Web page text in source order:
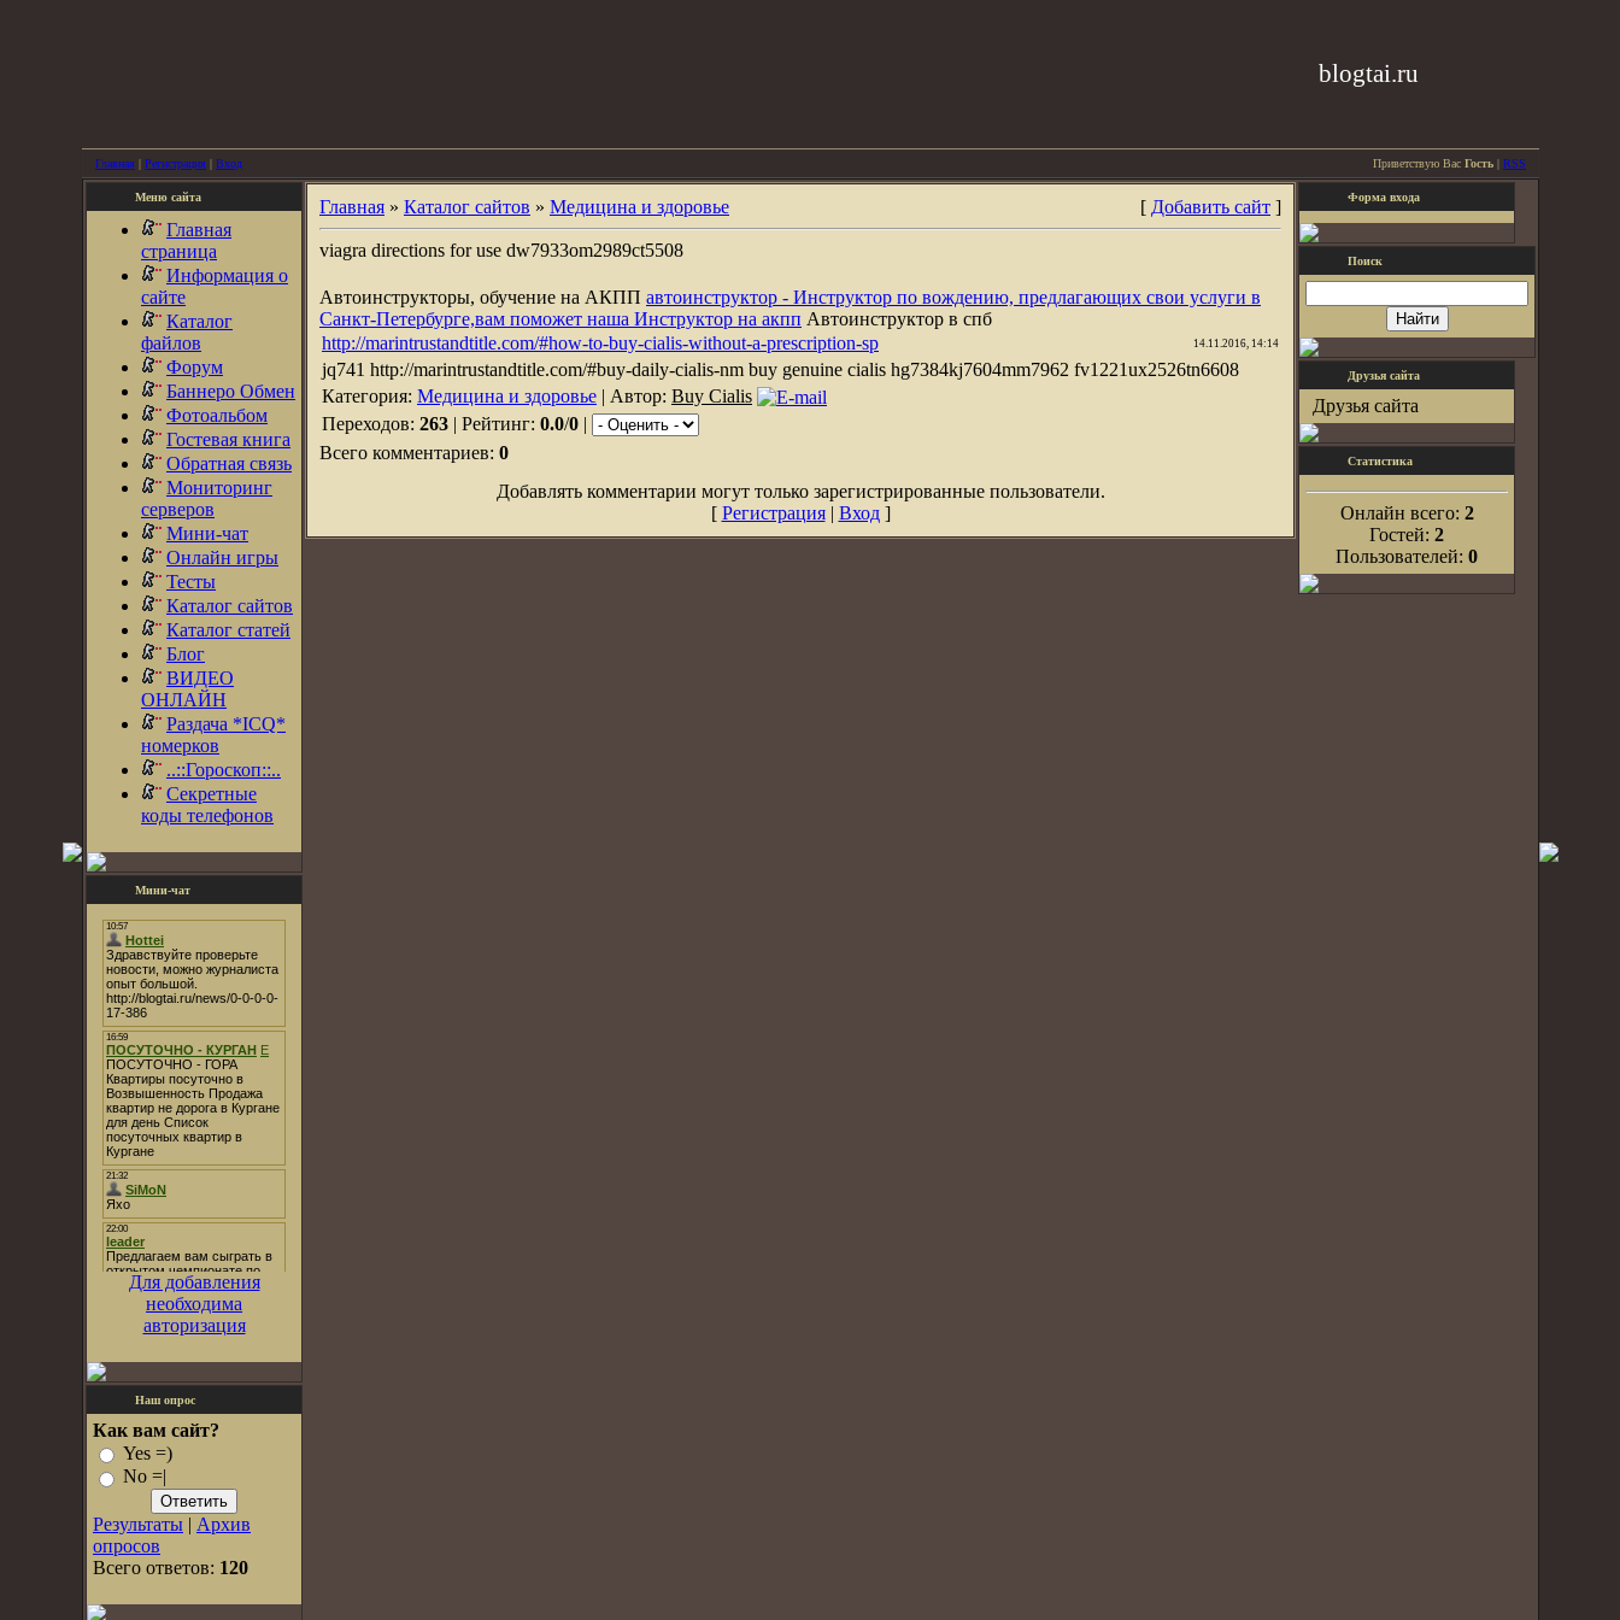
blogtai.ru
Главная | Регистрация | Вход Приветствую Вас Гость | RSS
Меню сайта
Главная
страница
Информация о
сайте
Каталог
файлов
Форум
Баннеро Обмен
Фотоальбом
Гостевая книга
Обратная связь
Мониторинг
серверов
Мини-чат
Онлайн игры
Тесты
Каталог сайтов
Каталог статей
Блог
ВИДЕО
ОНЛАЙН
Раздача *ICQ*
номерков
..::Гороскоп::..
Секретные
коды телефонов
Мини-чат
Для добавления
необходима
авторизация
Наш опрос
Как вам сайт?
Yes =)
No =|
Результаты | Архив
опросов
Всего ответов: 120
Главная » Каталог сайтов » Медицина и здоровье [ Добавить сайт ]
viagra directions for use dw7933om2989ct5508
Автоинструкторы, обучение на АКПП автоинструктор - Инструктор по вождению, предлагающих свои услуги в
Санкт-Петербурге,вам поможет наша Инструктор на акпп Автоинструктор в спб
http://marintrustandtitle.com/#how-to-buy-cialis-without-a-prescription-sp
14.11.2016, 14:14
jq741 http://marintrustandtitle.com/#buy-daily-cialis-nm buy genuine cialis hg7384kj7604mm7962 fv1221ux2526tn6608
Категория: Медицина и здоровье | Автор: Buy Cialis
Переходов: 263 | Рейтинг: 0.0/0 |
Всего комментариев: 0
Добавлять комментарии могут только зарегистрированные пользователи.
[ Регистрация| Вход]
Форма входа
Поиск
Друзья сайта
Друзья сайта
Статистика
Онлайн всего: 2
Гостей: 2
Пользователей: 0